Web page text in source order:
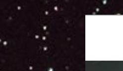
Zum
primären
Inhalt